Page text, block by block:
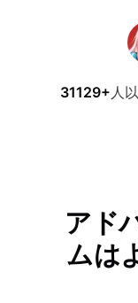
31129+人
アド
ムは